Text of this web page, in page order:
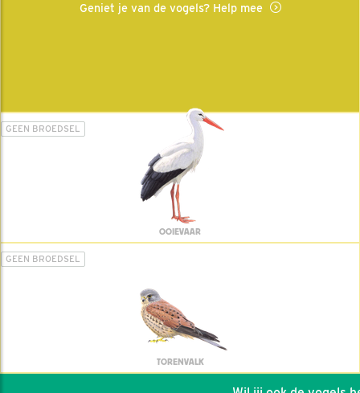
Geniet je van de vogels? Help mee
GEEN BROEDSEL
OOIEVAAR
GEEN BROEDSEL
TORENVALK